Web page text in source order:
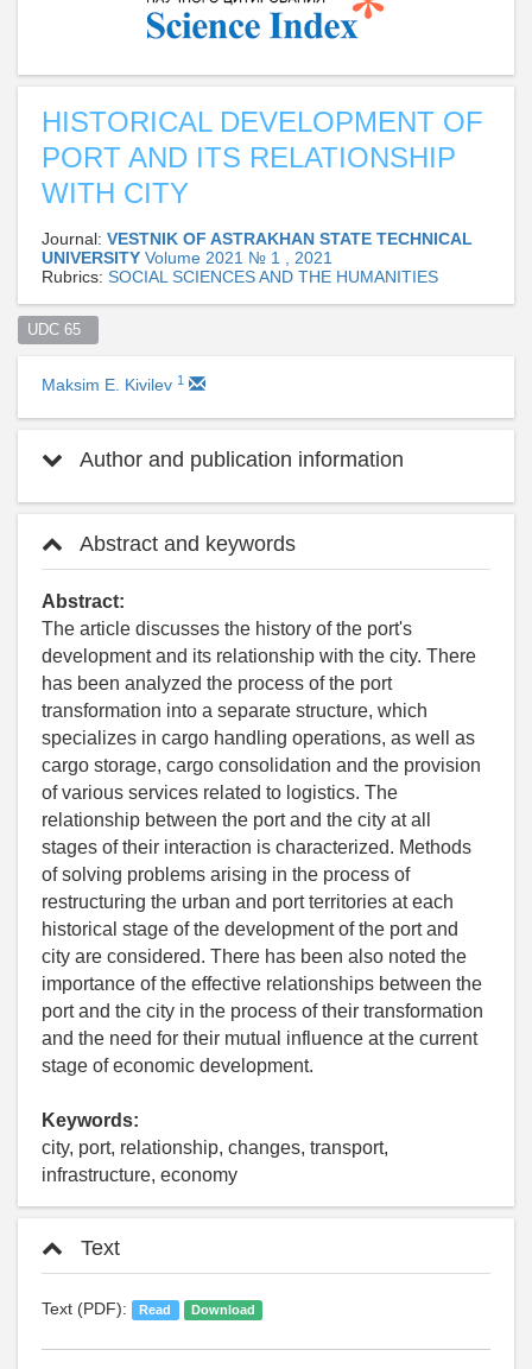
HISTORICAL DEVELOPMENT OF
PORT AND ITS RELATIONSHIP
WITH CITY
Journal: VESTNIK OF ASTRAKHAN STATE TECHNICAL
UNIVERSITY Volume 2021 № 1 , 2021
Rubrics: SOCIAL SCIENCES AND THE HUMANITIES
UDC 65
Maksim E. Kivilev 1
Author and publication information
Abstract and keywords
Abstract:
The article discusses the history of the port's
development and its relationship with the city. There
has been analyzed the process of the port
transformation into a separate structure, which
specializes in cargo handling operations, as well as
cargo storage, cargo consolidation and the provision
of various services related to logistics. The
relationship between the port and the city at all
stages of their interaction is characterized. Methods
of solving problems arising in the process of
restructuring the urban and port territories at each
historical stage of the development of the port and
city are considered. There has been also noted the
importance of the effective relationships between the
port and the city in the process of their transformation
and the need for their mutual influence at the current
stage of economic development.
Keywords:
city, port, relationship, changes, transport,
infrastructure, economy
Text
Text (PDF): Read Download